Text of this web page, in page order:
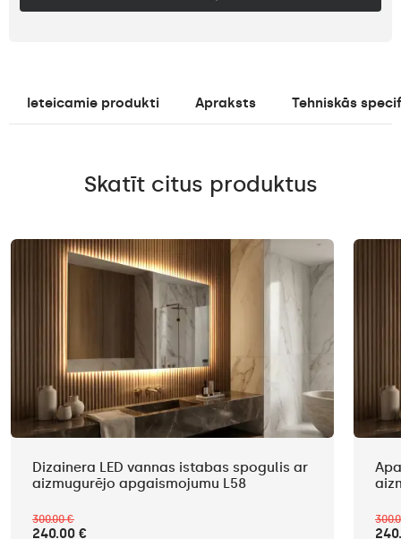
Ieteicamie produkti Apraksts Tehniskās
Skatīt citus produktus
Dizainera LED vannas istabas spogulis ar
aizmugurējo apgaismojumu L58
300.00 €
240.00 €